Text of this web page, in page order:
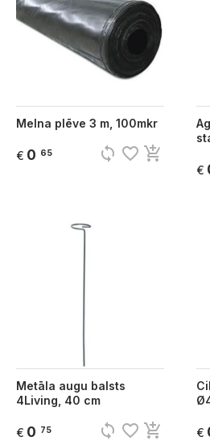
Melna plēve 3 m, 100mkr
€ 0 65 sync favorite_border add_shopping_cart
€
Metāla augu balsts
4Living, 40 cm
€ 0 75 sync favorite_border add_shopping_cart €